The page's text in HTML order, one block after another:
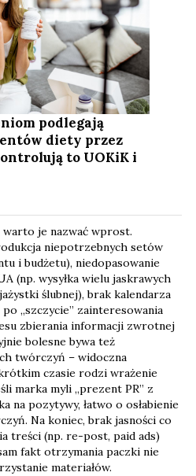
podlegają
diety przez
to UOKiK i
je nazwać wprost.
niepotrzebnych setów
i budżetu), niedopasowanie
(np. wysyłka wielu jaskrawych
ślubnej), brak kalendarza
„szczycie” zainteresowania
zbierania informacji zwrotnej
bolesne bywa też
twórczyń – widoczna
czasie rodzi wrażenie
marka myli „prezent PR” z
na pozytywy, łatwo o osłabienie
Na koniec, brak jasności co
treści (np. re-post, paid ads)
fakt otrzymania paczki nie
materiałów.